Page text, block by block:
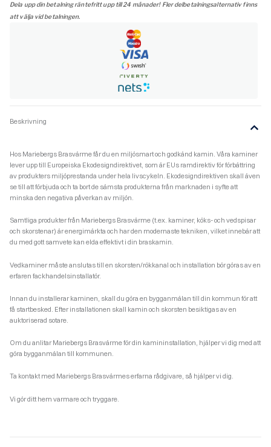
Style
med
Dela upp din betalning räntefritt upp till 24 månader! Fler delbetalningsalternativ finns
att välja vid betalningen.
Beskrivning
Hos Mariebergs Brasvärme får du en miljösmart och godkänd kamin. Våra kaminer
lever upp till Europeiska Ekodesigndirektivet, som är EUs ramdirektiv för förbättring
av produkters miljöprestanda under hela livscykeln. Ekodesigndirektiven skall även
se till att förbjuda och ta bort de sämsta produkterna från marknaden i syfte att
minska den negativa påverkan av miljön.
Samtliga produkter från Mariebergs Brasvärme (t.ex. kaminer, köks- och vedspisar
och skorstenar) är energimärkta och har den modernaste tekniken, vilket innebär att
du med gott samvete kan elda effektivt i din braskamin.
Vedkaminer måste anslutas till en skorsten/rökkanal och installation bör göras av en
erfaren fackhandelsinstallatör.
Innan du installerar kaminen, skall du göra en bygganmälan till din kommun för att
få startbesked. Efter installationen skall kamin och skorsten besiktigas av en
auktoriserad sotare.
Om du anlitar Mariebergs Brasvärme för din kamininstallation, hjälper vi dig med att
göra bygganmälan till kommunen.
Ta kontakt med Mariebergs Brasvärmes erfarna rådgivare, så hjälper vi dig.
Vi gör ditt hem varmare och tryggare.